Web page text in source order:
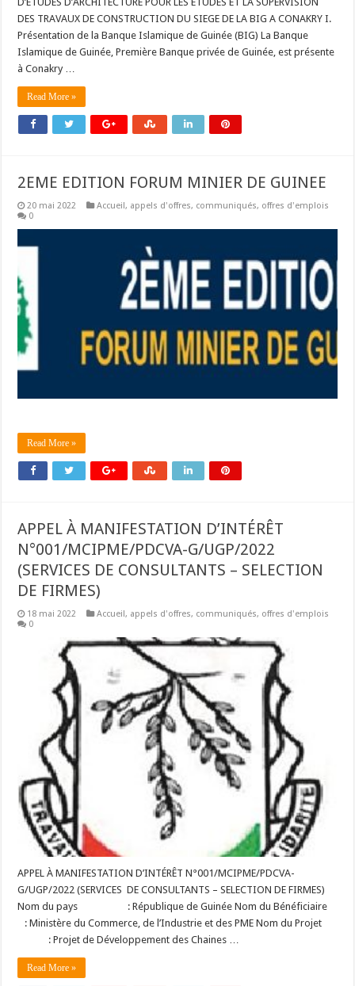
DES TRAVAUX DE CONSTRUCTION DU SIEGE DE LA BIG A CONAKRY I.
Présentation de la Banque Islamique de Guinée (BIG) La Banque
Islamique de Guinée, Première Banque privée de Guinée, est présente
à Conakry …
Read More »
2EME EDITION FORUM MINIER DE GUINEE
20 mai 2022 Accueil, appels d'offres, communiqués, offres d'emplois
0
Read More »
APPEL À MANIFESTATION D’INTÉRÊT
N°001/MCIPME/PDCVA-G/UGP/2022
(SERVICES DE CONSULTANTS – SELECTION
DE FIRMES)
18 mai 2022 Accueil, appels d'offres, communiqués, offres d'emplois
0
APPEL À MANIFESTATION D’INTÉRÊT N°001/MCIPME/PDCVA-
G/UGP/2022 (SERVICES DE CONSULTANTS – SELECTION DE FIRMES)
Nom du pays : République de Guinée Nom du Bénéficiaire
: Ministère du Commerce, de l’Industrie et des PME Nom du Projet
: Projet de Développement des Chaines …
Read More »